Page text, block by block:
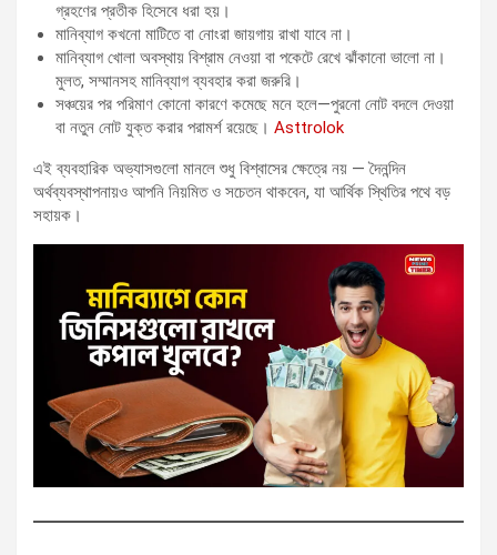
গ্রহণের প্রতীক হিসেবে ধরা হয়।
মানিব্যাগ কখনো মাটিতে বা নোংরা জায়গায় রাখা যাবে না।
মানিব্যাগ খোলা অবস্থায় বিশ্রাম নেওয়া বা পকেটে রেখে ঝাঁকানো ভালো না।
মুলত, সম্মানসহ মানিব্যাগ ব্যবহার করা জরুরি।
সঞ্চয়ের পর পরিমাণ কোনো কারণে কমেছে মনে হলে—পুরনো নোট বদলে দেওয়া
বা নতুন নোট যুক্ত করার পরামর্শ রয়েছে। Asttrolok
এই ব্যবহারিক অভ্যাসগুলো মানলে শুধু বিশ্বাসের ক্ষেত্রে নয় — দৈনন্দিন
অর্থব্যবস্থাপনায়ও আপনি নিয়মিত ও সচেতন থাকবেন, যা আর্থিক স্থিতির পথে বড়
সহায়ক।